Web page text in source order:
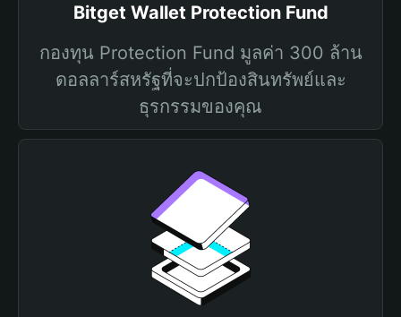
Bitget Wallet Protection Fund
กองทุน Protection Fund มูลค่า 300 ล้าน
ดอลลาร์สหรัฐที่จะปกป้องสินทรัพย์และ
ธุรกรรมของคุณ